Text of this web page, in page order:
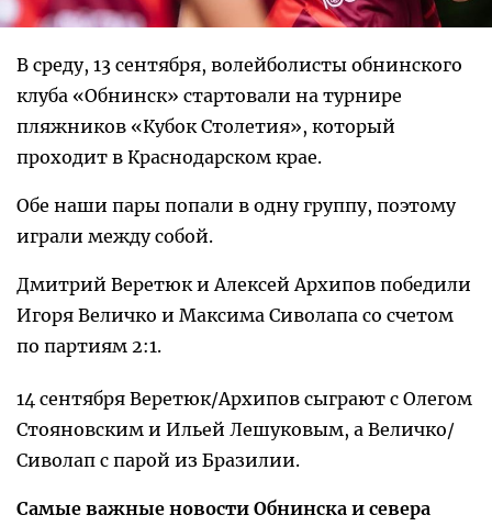
В среду, 13 сентября, волейболисты обнинского
клуба «Обнинск» стартовали на турнире
пляжников «Кубок Столетия», который
проходит в Краснодарском крае.
Обе наши пары попали в одну группу, поэтому
играли между собой.
Дмитрий Веретюк и Алексей Архипов победили
Игоря Величко и Максима Сиволапа со счетом
по партиям 2:1.
14 сентября Веретюк/Архипов сыграют с Олегом
Стояновским и Ильей Лешуковым, а Величко/
Сиволап с парой из Бразилии.
Самые важные новости Обнинска и севера